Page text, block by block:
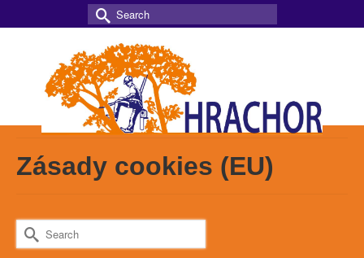
Search
for:
Zásady cookies (EU)
Search
for: